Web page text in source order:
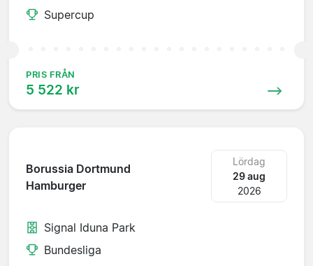
Supercup
PRIS FRÅN
5 522 kr
Borussia Dortmund
Hamburger
Lördag
29 aug
2026
Signal Iduna Park
Bundesliga